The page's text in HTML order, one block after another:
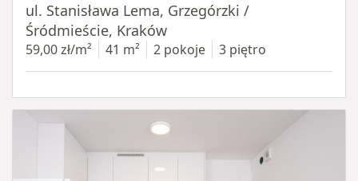
ul. Stanisława Lema, Grzegórzki /
Śródmieście, Kraków
59,00 zł/m² 41 m² 2 pokoje 3 piętro